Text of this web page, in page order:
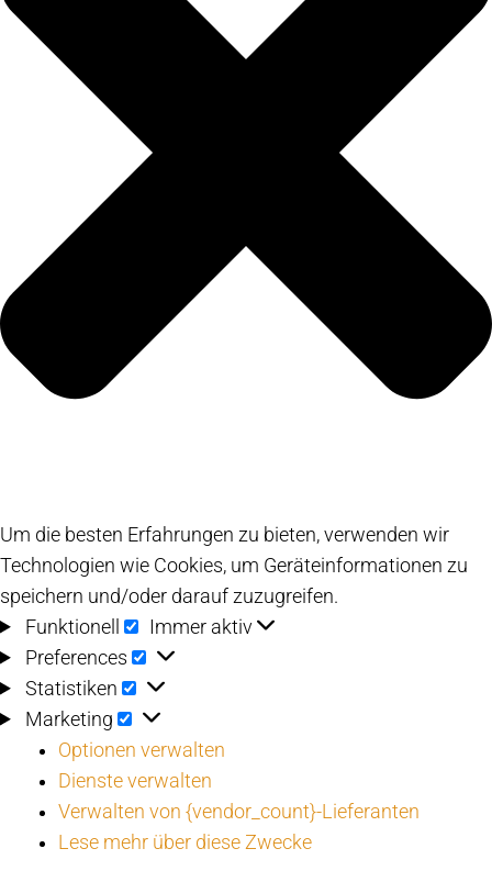
Um die besten Erfahrungen zu bieten, verwenden wir
Technologien wie Cookies, um Geräteinformationen zu
speichern und/oder darauf zuzugreifen.
Funktionell
Funktionell
Immer aktiv
Preferences
Preferences
Statistiken Statistiken
Marketing Marketing
Optionen verwalten
Dienste verwalten
Verwalten von {vendor_count}-Lieferanten
Lese mehr über diese Zwecke